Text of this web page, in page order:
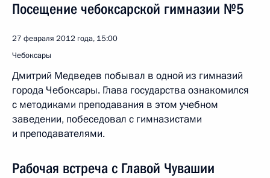
Посещение чебоксарской гимназии №5
27 февраля 2012 года, 15:00
Чебоксары
Дмитрий Медведев побывал в одной из гимназий
города Чебоксары. Глава государства ознакомился
с методиками преподавания в этом учебном
заведении, побеседовал с гимназистами
и преподавателями.
Рабочая встреча с Главой Чувашии